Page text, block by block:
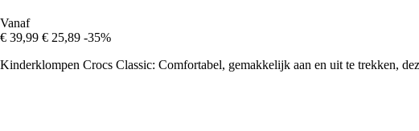
Vanaf
€ 39,99 € 25,89 -35%
Kinderklompen Crocs Classic: Comfortabel, gemakkelijk aan en uit te trekken,